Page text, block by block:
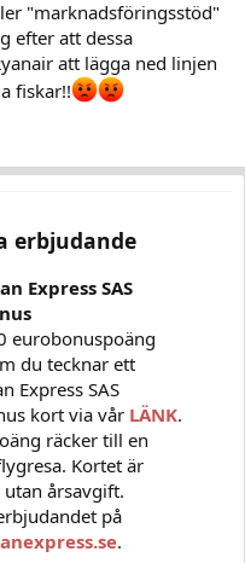
"marknadsföringsstöd"
efter att dessa
att lägga ned linjen
fiskar!!
erbjudande
Express SAS
eurobonuspoäng
du tecknar ett
Express SAS
kort via vår LÄNK.
räcker till en
Kortet är
årsavgift.
på
.